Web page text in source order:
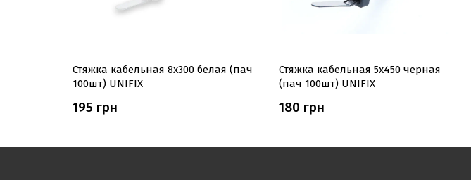
Стяжка кабельная 8х300 белая (пач
100шт) UNIFIX
195 грн
Стяжка кабельная 5х450 ​​черная
(пач 100шт) UNIFIX
180 грн